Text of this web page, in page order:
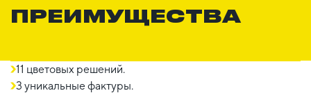
ПРЕИМУЩЕСТВА
11 цветовых решений.
3 уникальные фактуры.